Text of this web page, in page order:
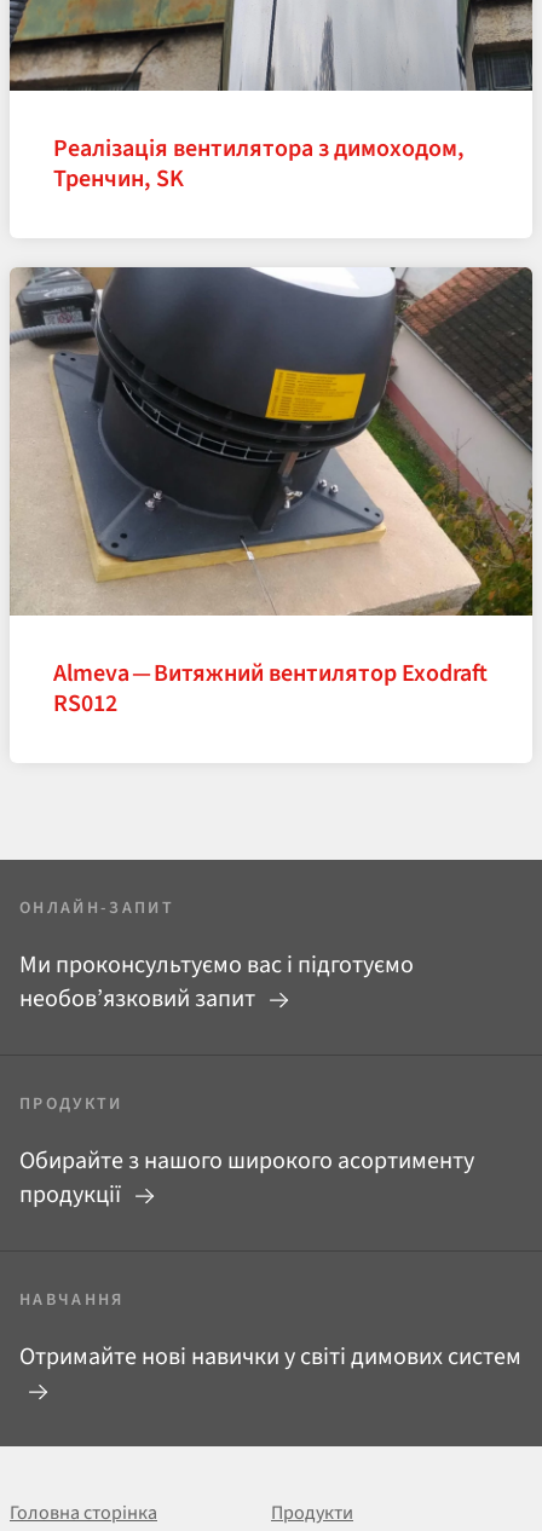
Реалізація вентилятора з димоходом,
Тренчин, SK
Almeva — Витяжний вентилятор Exodraft
RS012
ОНЛАЙН-ЗАПИТ
Ми проконсультуємо вас і підготуємо
необов’язковий запит
ПРОДУКТИ
Обирайте з нашого широкого асортименту
продукції
НАВЧАННЯ
Отримайте нові навички у світі димових систем
Головна сторінка Продукти